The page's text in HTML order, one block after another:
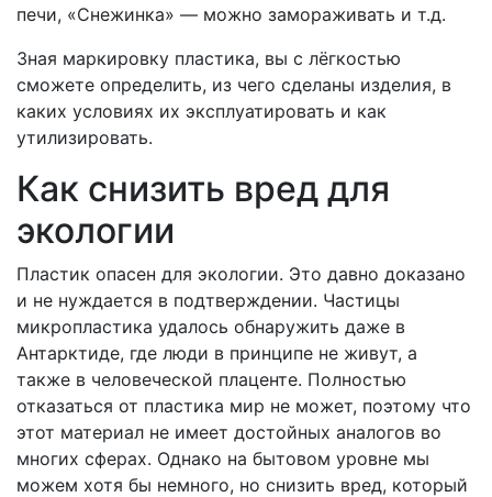
печи, «Снежинка» — можно замораживать и т.д.
Зная маркировку пластика, вы с лёгкостью
сможете определить, из чего сделаны изделия, в
каких условиях их эксплуатировать и как
утилизировать.
Как снизить вред для
экологии
Пластик опасен для экологии. Это давно доказано
и не нуждается в подтверждении. Частицы
микропластика удалось обнаружить даже в
Антарктиде, где люди в принципе не живут, а
также в человеческой плаценте. Полностью
отказаться от пластика мир не может, поэтому что
этот материал не имеет достойных аналогов во
многих сферах. Однако на бытовом уровне мы
можем хотя бы немного, но снизить вред, который